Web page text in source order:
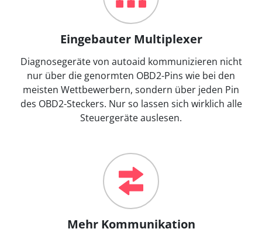
Eingebauter Multiplexer
Diagnosegeräte von autoaid kommunizieren nicht
nur über die genormten OBD2-Pins wie bei den
meisten Wettbewerbern, sondern über jeden Pin
des OBD2-Steckers. Nur so lassen sich wirklich alle
Steuergeräte auslesen.
Mehr Kommunikation